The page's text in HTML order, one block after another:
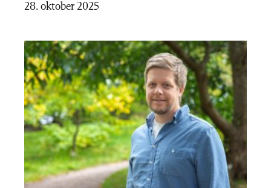
28. oktober 2025